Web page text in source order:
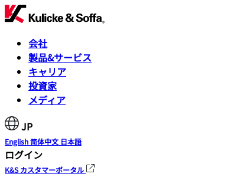
会社
製品&サービス
キャリア
投資家
メディア
JP
English简体中文 日本語
ログイン
K&S カスタマーポータル